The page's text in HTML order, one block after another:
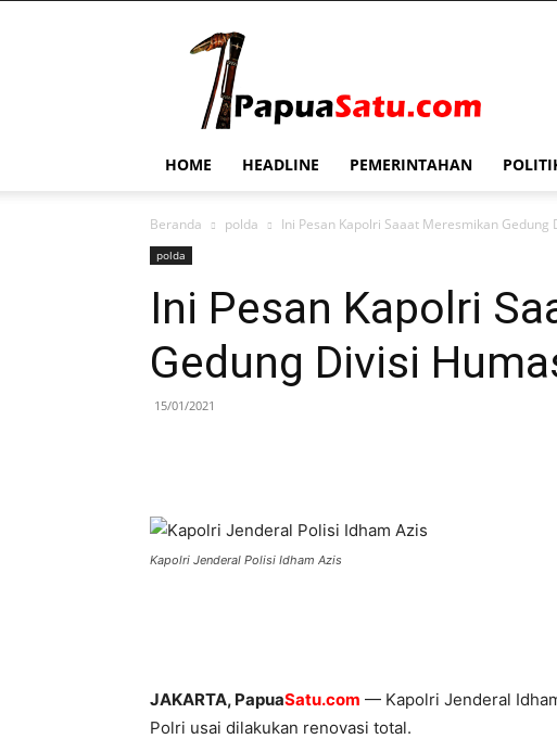
HOME HEADLINE PEMERINTAHAN
Beranda polda Ini Pesan Kapolri Saaat Meresmikan Gedung
polda
Ini Pesan Kapolri
Gedung Divisi
15/01/2021
Kapolri Jenderal Polisi Idham Azis
JAKARTA, PapuaSatu.com — Kapolri Jenderal
Polri usai dilakukan renovasi total.